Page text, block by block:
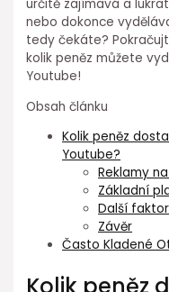
určitě zajímavá a
nebo dokonce
tedy čekáte?
kolik peněz můžete
Youtube!
Obsah článku
Kolik peněz
Youtube?
Reklamy
Základní
Další
Závěr
Často Kladené